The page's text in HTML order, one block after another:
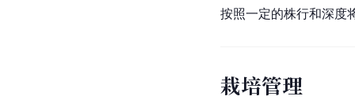
按照一定的株行和深度
栽培管理